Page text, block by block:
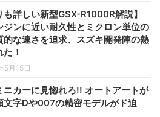
も詳しい新型GSX-R1000R解説】
ジンに近い耐久性とミクロン単位の
的な速さを追求、スズキ開発陣の熱
！
5月15日
ニカーに見惚れろ!! オートアートが
文字Dや007の精密モデルがド迫